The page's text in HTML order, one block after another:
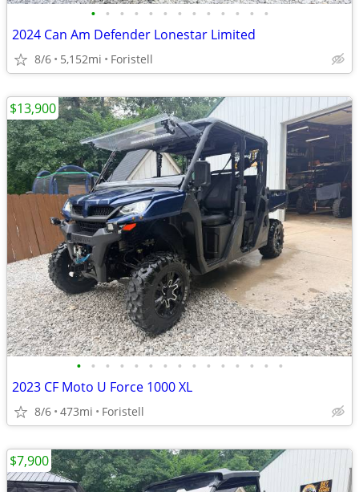
• • • • • • • • • • • • •
2024 Can Am Defender Lonestar Limited
8/6 5,152mi Foristell
• • • • • • • • • • • • • • •
2023 CF Moto U Force 1000 XL
8/6 473mi Foristell
$13,900
$7,900